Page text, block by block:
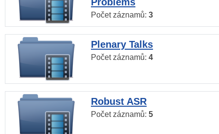
Počet záznamů: 3
Plenary Talks
Počet záznamů: 4
Robust ASR
Počet záznamů: 5